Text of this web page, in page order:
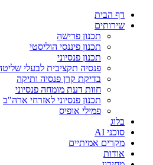
דף הבית
שירותים
תכנון פרישה
תכנון פיננסי הוליסטי
תכנון פנסיוני
פנסיה תקציבית לבעלי
בדיקת קרן פנסיה ותיקה
חוות דעת מומחה פנסיוני
תכנון פנסיוני לאזרחי ארה"ב
פמילי אופיס
בלוג
סוכני AI
מקרים אמיתיים
אודות